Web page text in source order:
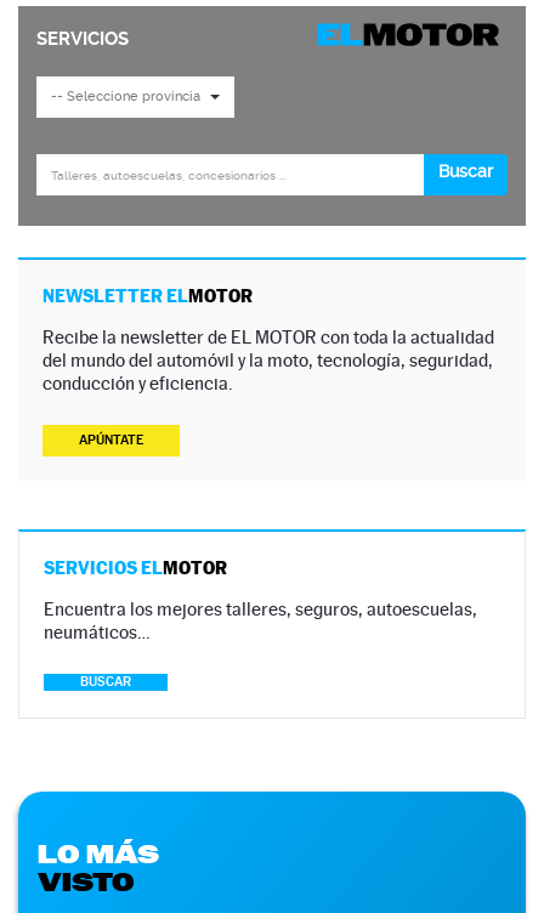
NEWSLETTER ELMOTOR
Recibe la newsletter de EL MOTOR con toda la actualidad
del mundo del automóvil y la moto, tecnología, seguridad,
conducción y eficiencia.
APÚNTATE
SERVICIOS ELMOTOR
Encuentra los mejores talleres, seguros, autoescuelas,
neumáticos…
BUSCAR
LO MÁS
VISTO